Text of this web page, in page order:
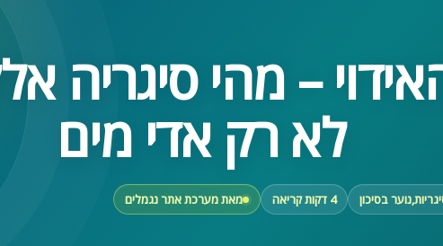
– מהי סיגריה
לא רק אדי מים
,נוער בסיכון 4 דקות קריאה מאת מערכת אתר נגמלים